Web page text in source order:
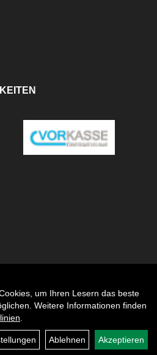
um Ihren Lesern das beste
Weitere Informationen finden
Ablehnen Akzeptieren
Auftrag widerrufen